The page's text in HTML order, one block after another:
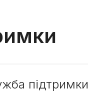
підтримки